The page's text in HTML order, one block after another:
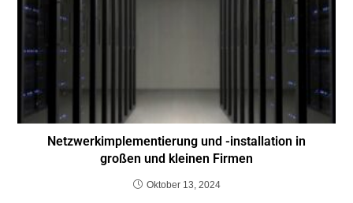
Netzwerkimplementierung und -installation in
großen und kleinen Firmen
Oktober 13, 2024